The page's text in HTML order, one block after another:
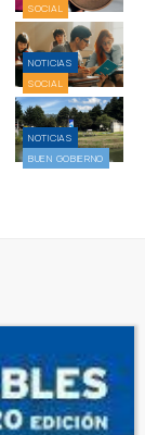
SOCIAL
NOTICIAS
SOCIAL
NOTICIAS
BUEN GOBIERNO